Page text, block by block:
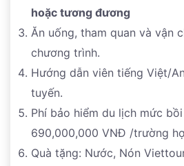
hoặc tương đương
Ăn uống, tham quan và vận
chương trình.
Hướng dẫn viên tiếng Việt/
tuyến.
Phí bảo hiểm du lịch mức
690,000,000 VNĐ /trường
Quà tặng: Nước, Nón